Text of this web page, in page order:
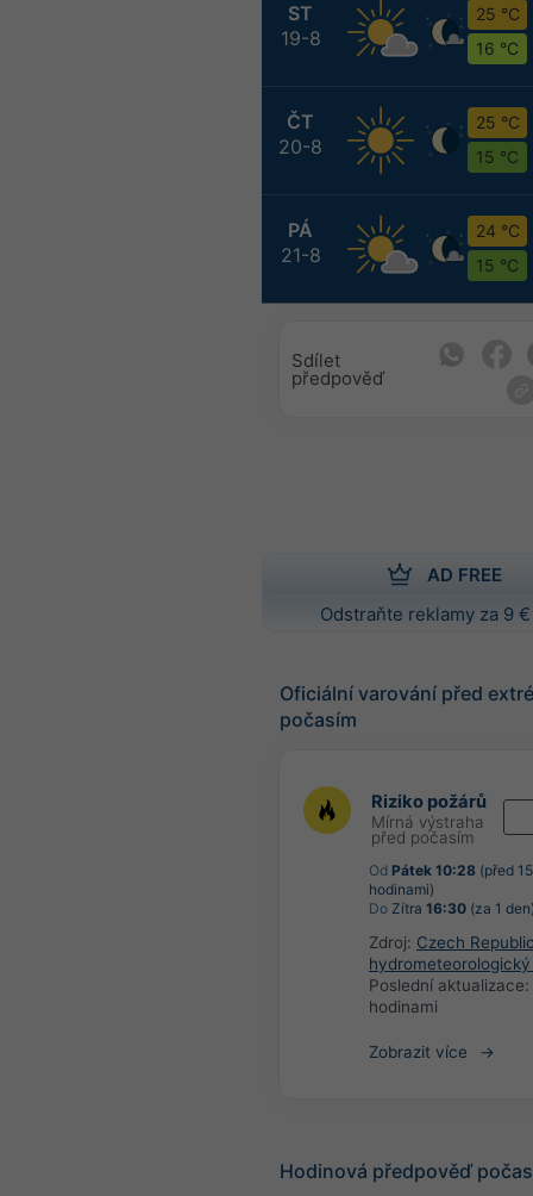
ST
19-8
25 °C
16 °C
ČT
20-8
25 °C
15 °C
PÁ
21-8
24 °C
15 °C
Sdílet
předpověď
AD FREE
Odstraňte reklamy za 9
Oficiální varování před
počasím
Riziko požárů
Mírná výstraha
před počasím
Od Pátek 10:28 (před 15
hodinami)
Do Zítra 16:30 (za 1
Zdroj: Czech
Poslední aktualizace:
hodinami
Zobrazit více
Hodinová předpověď